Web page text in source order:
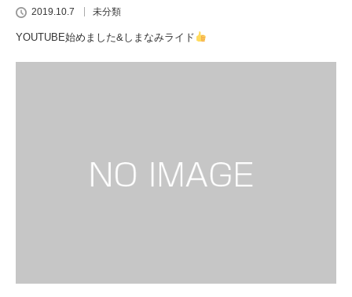
2019.10.7 未分類
YOUTUBE始めました&しまなみライド